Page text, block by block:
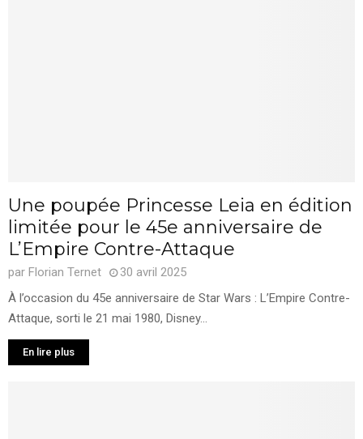
Une poupée Princesse Leia en édition
limitée pour le 45e anniversaire de
L’Empire Contre-Attaque
par Florian Ternet
30 avril 2025
À l’occasion du 45e anniversaire de Star Wars : L’Empire Contre-
Attaque, sorti le 21 mai 1980, Disney...
En lire plus